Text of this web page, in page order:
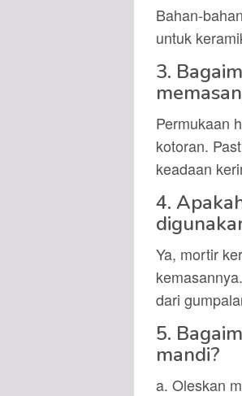
Bahan-
untuk
3.
Permukaan
kotoran.
keadaan
4.
Ya, mortir
dari
5.
mandi?
a. Oleskan